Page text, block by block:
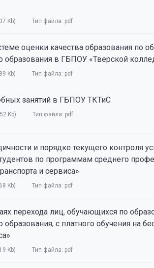
Kb) Тип файла: pdf
оценки качества образования по
образования в ГБПОУ «Тверской
Kb) Тип файла: pdf
занятий в ГБПОУ ТКТиС
Kb) Тип файла: pdf
и порядке текущего контроля
по программам среднего
и сервиса»
Kb) Тип файла: pdf
перехода лиц, обучающихся по
образования, с платного обучения на
Kb) Тип файла: pdf